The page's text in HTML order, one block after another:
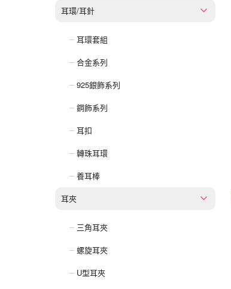
耳環/耳針
耳環套組
合金系列
925銀飾系列
鋼飾系列
耳扣
轉珠耳環
養耳棒
耳夾
三角耳夾
螺旋耳夾
U型耳夾